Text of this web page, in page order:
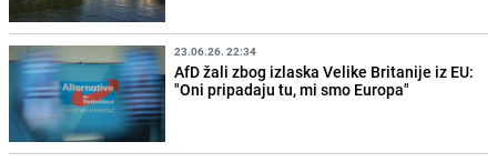
23.06.26. 22:34
AfD žali zbog izlaska Velike Britanije iz EU:
"Oni pripadaju tu, mi smo Europa"